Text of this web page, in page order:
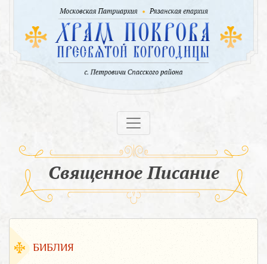
Священное Писание
БИБЛИЯ